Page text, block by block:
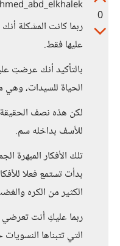
0
ربما كانت المشكلة
عليها فقط.
بالتأكيد أنك عرضتِ
الحياة للسيدات، وهي
لكن هذه نصف
للأسف بداخله سم.
تلك الأفكار المبهرة
بدأت تستمع فعلا
الكثير من الكره
ربما عليكِ أنت تعرضي
التي تتبناها